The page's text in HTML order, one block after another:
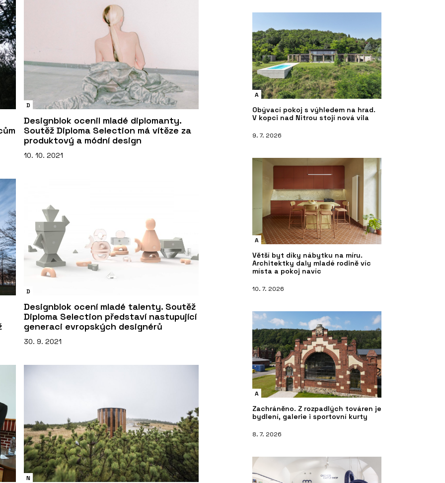
D
Designblok ocenil mladé diplomanty.
Soutěž Diploma Selection má vítěze za
produktový a módní design
10. 10. 2021
D
Designblok ocení mladé talenty. Soutěž
Diploma Selection představí nastupující
generaci evropských designérů
30. 9. 2021
N
A
Obývací pokoj s výhledem na hrad.
V kopci nad Nitrou stojí nová vila
9. 7. 2026
A
Větší byt díky nábytku na míru.
Architektky daly mladé rodině víc
místa a pokoj navíc
10. 7. 2026
A
Zachráněno. Z rozpadlých továren je
bydlení, galerie i sportovní kurty
8. 7. 2026